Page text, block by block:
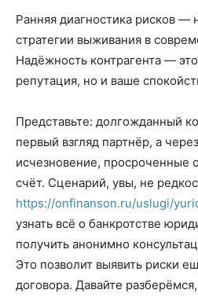
Ранняя диагностика рисков —
стратегии выживания в
Надёжность контрагента —
репутация, но и ваше
Представьте: долгожданный
первый взгляд партнёр, а
исчезновение, просроченные
счёт. Сценарий, увы, не
https://onfinanson.ru/uslugi/
узнать всё о банкротстве
получить анонимно
Это позволит выявить риски
договора. Давайте